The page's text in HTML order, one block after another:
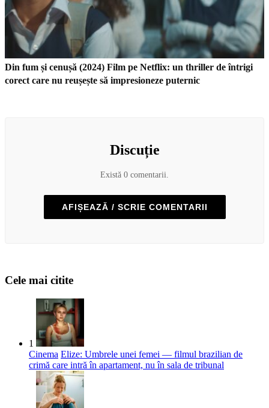
Din fum și cenușă (2024) Film pe Netflix: un thriller de întrigi
corect care nu reușește să impresioneze puternic
Discuție
Există 0 comentarii.
AFIȘEAZĂ / SCRIE COMENTARII
Cele mai citite
1
Cinema Elize: Umbrele unei femei — filmul brazilian de
crimă care intră în apartament, nu în sala de tribunal